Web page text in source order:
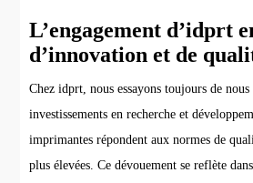
L’engagement d’idprt
d’innovation et de
Chez idprt, nous essayons toujours de
investissements en recherche et
imprimantes répondent aux normes de
plus élevées. Ce dévouement se reflète